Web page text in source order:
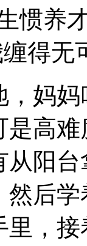
惯养
得无
妈
是高
从阳
然后
，